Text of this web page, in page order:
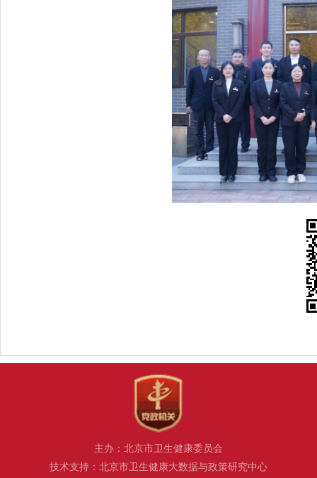
主办：北京市卫生健康委员会
技术支持：北京市卫生健康大数据与政策研究中心